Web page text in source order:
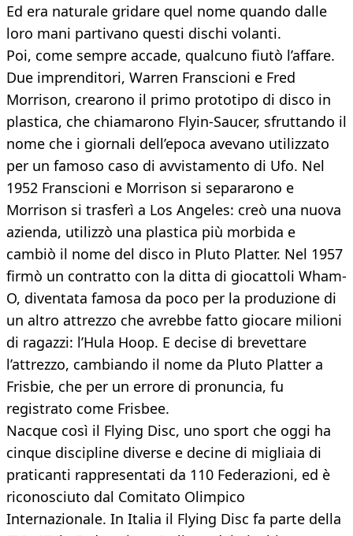
Ed era naturale gridare quel nome quando dalle
loro mani partivano questi dischi volanti.
Poi, come sempre accade, qualcuno fiutò l’affare.
Due imprenditori, Warren Franscioni e Fred
Morrison, crearono il primo prototipo di disco in
plastica, che chiamarono Flyin-Saucer, sfruttando il
nome che i giornali dell’epoca avevano utilizzato
per un famoso caso di avvistamento di Ufo. Nel
1952 Franscioni e Morrison si separarono e
Morrison si trasferì a Los Angeles: creò una nuova
azienda, utilizzò una plastica più morbida e
cambiò il nome del disco in Pluto Platter. Nel 1957
firmò un contratto con la ditta di giocattoli Wham-
O, diventata famosa da poco per la produzione di
un altro attrezzo che avrebbe fatto giocare milioni
di ragazzi: l’Hula Hoop. E decise di brevettare
l’attrezzo, cambiando il nome da Pluto Platter a
Frisbie, che per un errore di pronuncia, fu
registrato come Frisbee.
Nacque così il Flying Disc, uno sport che oggi ha
cinque discipline diverse e decine di migliaia di
praticanti rappresentati da 110 Federazioni, ed è
riconosciuto dal Comitato Olimpico
Internazionale. In Italia il Flying Disc fa parte della